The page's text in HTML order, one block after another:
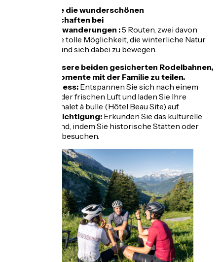
Entdecken Sie die wunderschönen
Schneelandschaften bei
Schneeschuhwanderungen :5 Routen, zwei davon
präpariert, eine tolle Möglichkeit, die winterliche Natur
zu entdecken und sich dabei zu bewegen.
Nutzen Sie unsere beiden gesicherten Rodelbahnen,
um schöne Momente mit der Familie zu teilen.
Spa und Wellness: Entspannen Sie sich nach einem
aktiven Tag an der frischen Luft und laden Sie Ihre
Batterien im Chalet à bulle (Hôtel Beau Site) auf.
Kulturelle Besichtigung: Erkunden Sie das kulturelle
Erbe der Gegend, indem Sie historische Stätten oder
lokale Museen besuchen.